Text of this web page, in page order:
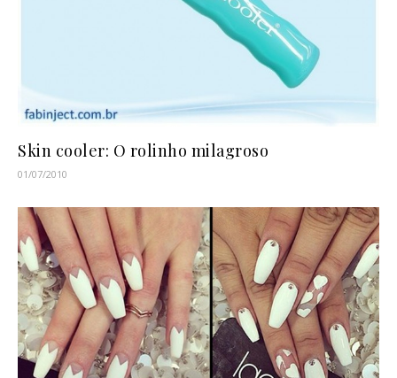
Skin cooler: O rolinho milagroso
01/07/2010